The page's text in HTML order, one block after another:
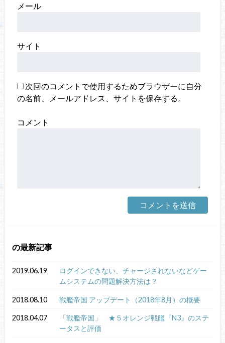
メール
サイト
次回のコメントで使用するためブラウザーに自分
の名前、メールアドレス、サイトを保存する。
コメント
の最新記事
2019.06.19
ログインできない、チャージされないなどゲー
ムシステムの問題解決方法は？
2018.08.10 戦艦帝国 アップデート（2018年8月）の概要
2018.04.07
「戦艦帝国」 ★５オレンジ戦艦『N3』のステ
ータスと評価